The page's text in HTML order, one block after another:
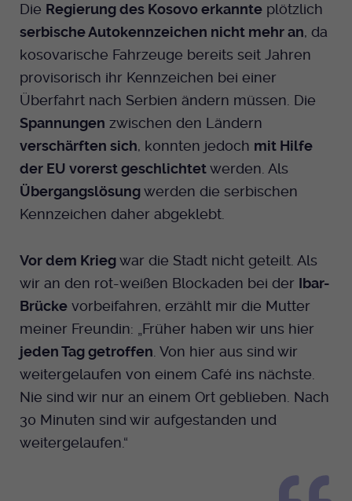
Die Regierung des Kosovo erkannte plötzlich
serbische Autokennzeichen nicht mehr an, da
kosovarische Fahrzeuge bereits seit Jahren
provisorisch ihr Kennzeichen bei einer
Überfahrt nach Serbien ändern müssen. Die
Spannungen zwischen den Ländern
verschärften sich, konnten jedoch mit Hilfe
der EU vorerst geschlichtetwerden. Als
Übergangslösungwerden die serbischen
Kennzeichen daher abgeklebt.
Vor dem Kriegwar die Stadt nicht geteilt. Als
wir an den rot-weißen Blockaden bei der Ibar-
Brücke vorbeifahren, erzählt mir die Mutter
meiner Freundin: „Früher haben wir uns hier
jeden Tag getroffen. Von hier aus sind wir
weitergelaufen von einem Café ins nächste.
Nie sind wir nur an einem Ort geblieben. Nach
30 Minuten sind wir aufgestanden und
weitergelaufen.“